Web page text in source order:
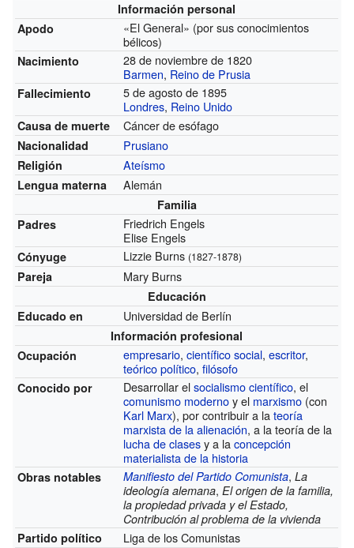
Información personal
Apodo
«El General» (por sus conocimientos
bélicos)
Nacimiento
28 de noviembre de 1820
Barmen, Reino de Prusia
Fallecimiento
5 de agosto de 1895
Londres, Reino Unido
Causa de muerte Cáncer de esófago
Nacionalidad Prusiano
Religión Ateísmo
Lengua materna Alemán
Familia
Padres
Friedrich Engels
Elise Engels
Cónyuge Lizzie Burns (1827-1878)
Pareja Mary Burns
Educación
Educado en
Universidad de Berlín
Información profesional
Ocupación
empresario,científico social,escritor,
teórico político,filósofo
Conocido por Desarrollar elsocialismo científico, el
comunismo modernoy el marxismo (con
Karl Marx), por contribuir a lateoría
marxista de la alienación, a la teoría de la
lucha de clasesy a laconcepción
materialista de la historia
Obras notables Manifiesto del Partido Comunista,La
ideología alemana,El origen de la familia,
la propiedad privada y el Estado,
Contribución al problema de la vivienda
Partido político
Liga de los Comunistas